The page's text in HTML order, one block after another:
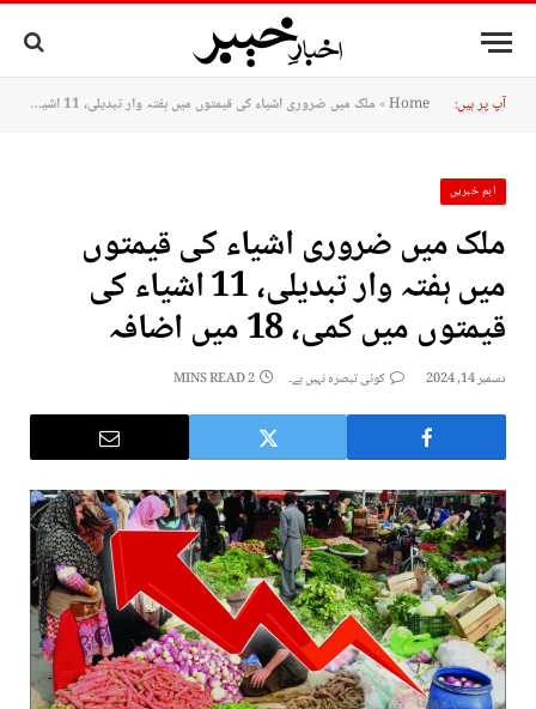
آپ پر ہیں: Home
» ملک میں ضروری اشیاء کی قیمتوں میں ہفتہ وار تبدیلی، 11 اشیاء کی قیمتوں میں کمی، 18 میں اضافہ
اہم خبریں
ملک میں ضروری اشیاء کی قیمتوں
میں ہفتہ وار تبدیلی، 11 اشیاء کی
قیمتوں میں کمی، 18 میں اضافہ
دسمبر 14, 2024 کوئی تبصرہ نہیں ہے۔ 2 MINS READ